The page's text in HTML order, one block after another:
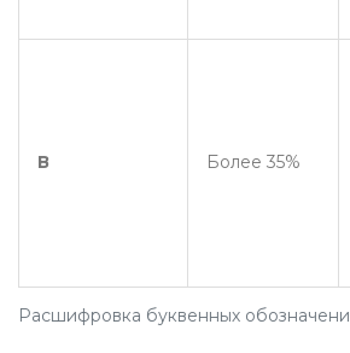
Расшифровка буквенных
В Более 35%